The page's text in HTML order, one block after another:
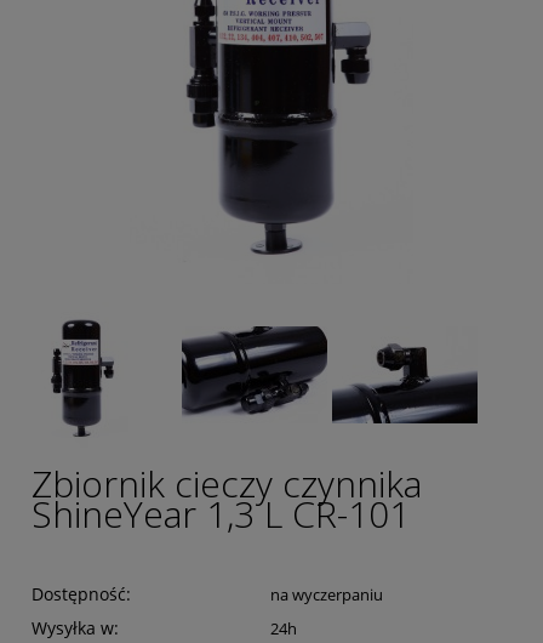
Zbiornik cieczy czynnika
ShineYear 1,3 L CR-101
Dostępność: na wyczerpaniu
Wysyłka w: 24h